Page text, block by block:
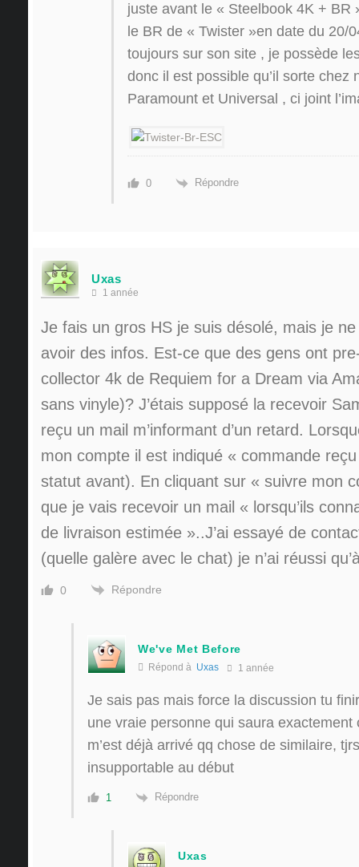
juste avant le « Steelbook 4K + BR
le BR de « Twister »en date du 20/
toujours sur son site , je possède
donc il est possible qu’il sorte chez
Paramount et Universal , ci joint
0 Répondre
Uxas
1 année
Je fais un gros HS je suis désolé, mais je
avoir des infos. Est-ce que des gens ont
collector 4k de Requiem for a Dream via
sans vinyle)? J’étais supposé la recevoir
reçu un mail m’informant d’un retard.
mon compte il est indiqué « commande
statut avant). En cliquant sur « suivre mon
que je vais recevoir un mail « lorsqu’ils
de livraison estimée »..J’ai essayé de
(quelle galère avec le chat) je n’ai réussi
0 Répondre
We've Met Before
Répond à Uxas 1 année
Je sais pas mais force la discussion tu
une vraie personne qui saura exactement
m’est déjà arrivé qq chose de similaire,
insupportable au début
1 Répondre
Uxas